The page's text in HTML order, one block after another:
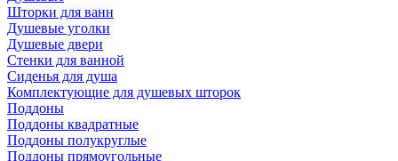
Шторки для ванн
Душевые уголки
Душевые двери
Стенки для ванной
Сиденья для душа
Комплектующие для душевых шторок
Поддоны
Поддоны квадратные
Поддоны полукруглые
Поддоны прямоугольные